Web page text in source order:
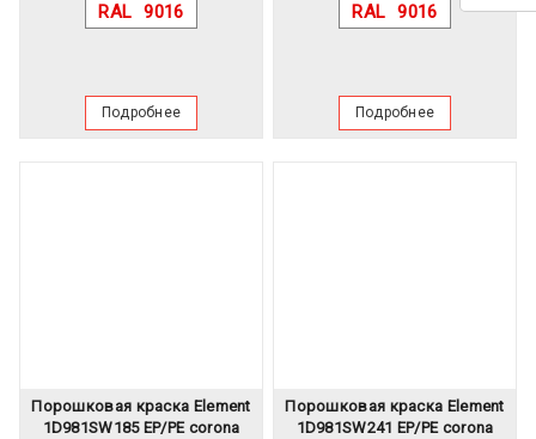
RAL 9016
Подробнее
RAL 9016
Подробнее
Порошковая краска Element
1D981SW185 EP/PE corona
Порошковая краска Element
1D981SW241 EP/PE corona